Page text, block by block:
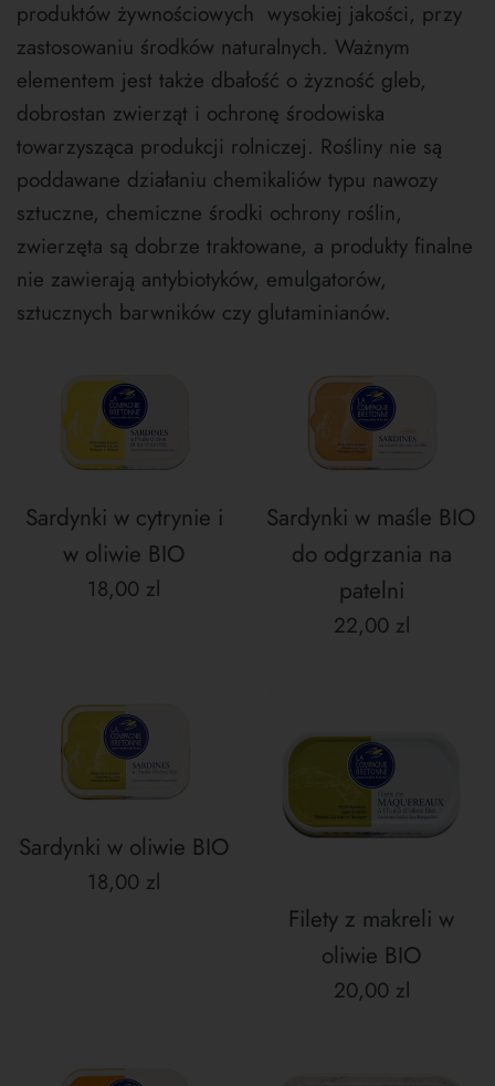
produktów żywnościowych wysokiej jakości, przy
zastosowaniu środków naturalnych. Ważnym
elementem jest także dbałość o żyzność gleb,
dobrostan zwierząt i ochronę środowiska
towarzysząca produkcji rolniczej. Rośliny nie są
poddawane działaniu chemikaliów typu nawozy
sztuczne, chemiczne środki ochrony roślin,
zwierzęta są dobrze traktowane, a produkty finalne
nie zawierają antybiotyków, emulgatorów,
sztucznych barwników czy glutaminianów.
Sardynki w cytrynie i
w oliwie BIO
Cena
18,00 zl
Sardynki w maśle BIO
do odgrzania na
patelni
Cena
22,00 zl
Sardynki w oliwie BIO
Cena
18,00 zl
Filety z makreli w
oliwie BIO
Cena
20,00 zl